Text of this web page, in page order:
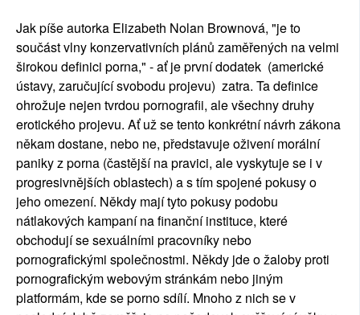
Jak píše autorka Elizabeth Nolan Brownová, "je to
součást vlny konzervativních plánů zaměřených na velmi
širokou definici porna," - ať je první dodatek (americké
ústavy, zaručující svobodu projevu) zatra. Ta definice
ohrožuje nejen tvrdou pornografii, ale všechny druhy
erotického projevu. Ať už se tento konkrétní návrh zákona
někam dostane, nebo ne, představuje oživení morální
paniky z porna (častější na pravici, ale vyskytuje se i v
progresivnějších oblastech) a s tím spojené pokusy o
jeho omezení. Někdy mají tyto pokusy podobu
nátlakových kampaní na finanční instituce, které
obchodují se sexuálními pracovníky nebo
pornografickými společnostmi. Někdy jde o žaloby proti
pornografickým webovým stránkám nebo jiným
platformám, kde se porno sdílí. Mnoho z nich se v